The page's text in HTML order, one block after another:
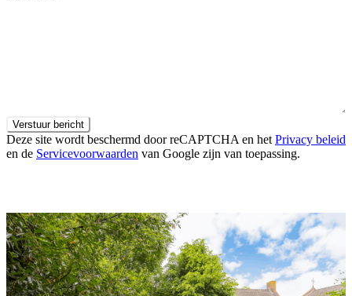
Verstuur bericht
Deze site wordt beschermd door reCAPTCHA en het Privacy beleid
en de Servicevoorwaarden van Google zijn van toepassing.